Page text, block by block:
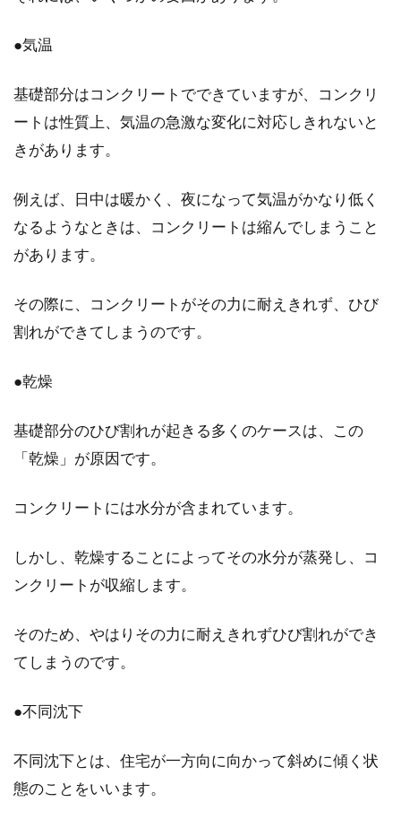
マンションを購入すると、知らないうちに「管
さまざまな場面で、土地や建物の登記簿謄本が
に取得す...
大家さんとして入居者に挨拶は必要
か？かけるべき言葉とは？
めに賃貸に出すことが多いです。そうなると自
マンションの名前が人気を左右す
●気温
基礎部分はコンクリートでできていますが、コンクリ
ートは性質上、気温の急激な変化に対応しきれないと
きがあります。
例えば、日中は暖かく、夜になって気温がかなり低く
なるようなときは、コンクリートは縮んでしまうこと
があります。
その際に、コンクリートがその力に耐えきれず、ひび
割れができてしまうのです。
●乾燥
基礎部分のひび割れが起きる多くのケースは、この
「乾燥」が原因です。
コンクリートには水分が含まれています。
しかし、乾燥することによってその水分が蒸発し、コ
ンクリートが収縮します。
そのため、やはりその力に耐えきれずひび割れができ
てしまうのです。
●不同沈下
不同沈下とは、住宅が一方向に向かって斜めに傾く状
態のことをいいます。